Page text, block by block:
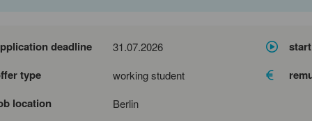
deadline 31.07.2026
type
working student
location
Berlin